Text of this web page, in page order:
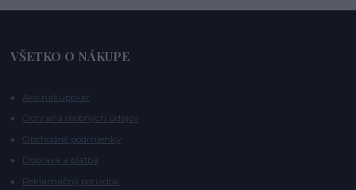
VŠETKO O NÁKUPE
Ako nakupovať
Ochrana osobných údajov
Obchodné podmienky
Doprava a platba
Reklamačný poriadok